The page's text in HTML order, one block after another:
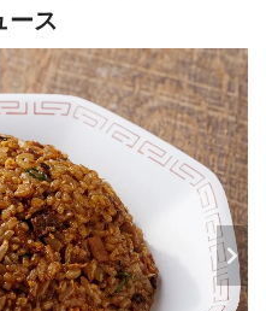
ース